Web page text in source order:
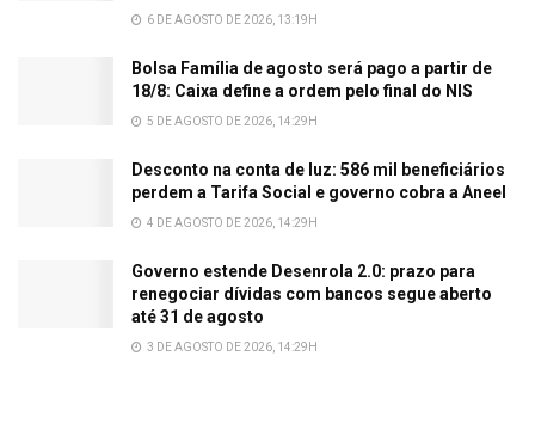
6 DE AGOSTO DE 2026, 13:19H
Bolsa Família de agosto será pago a partir de
18/8: Caixa define a ordem pelo final do NIS
5 DE AGOSTO DE 2026, 14:29H
Desconto na conta de luz: 586 mil beneficiários
perdem a Tarifa Social e governo cobra a Aneel
4 DE AGOSTO DE 2026, 14:29H
Governo estende Desenrola 2.0: prazo para
renegociar dívidas com bancos segue aberto
até 31 de agosto
3 DE AGOSTO DE 2026, 14:29H